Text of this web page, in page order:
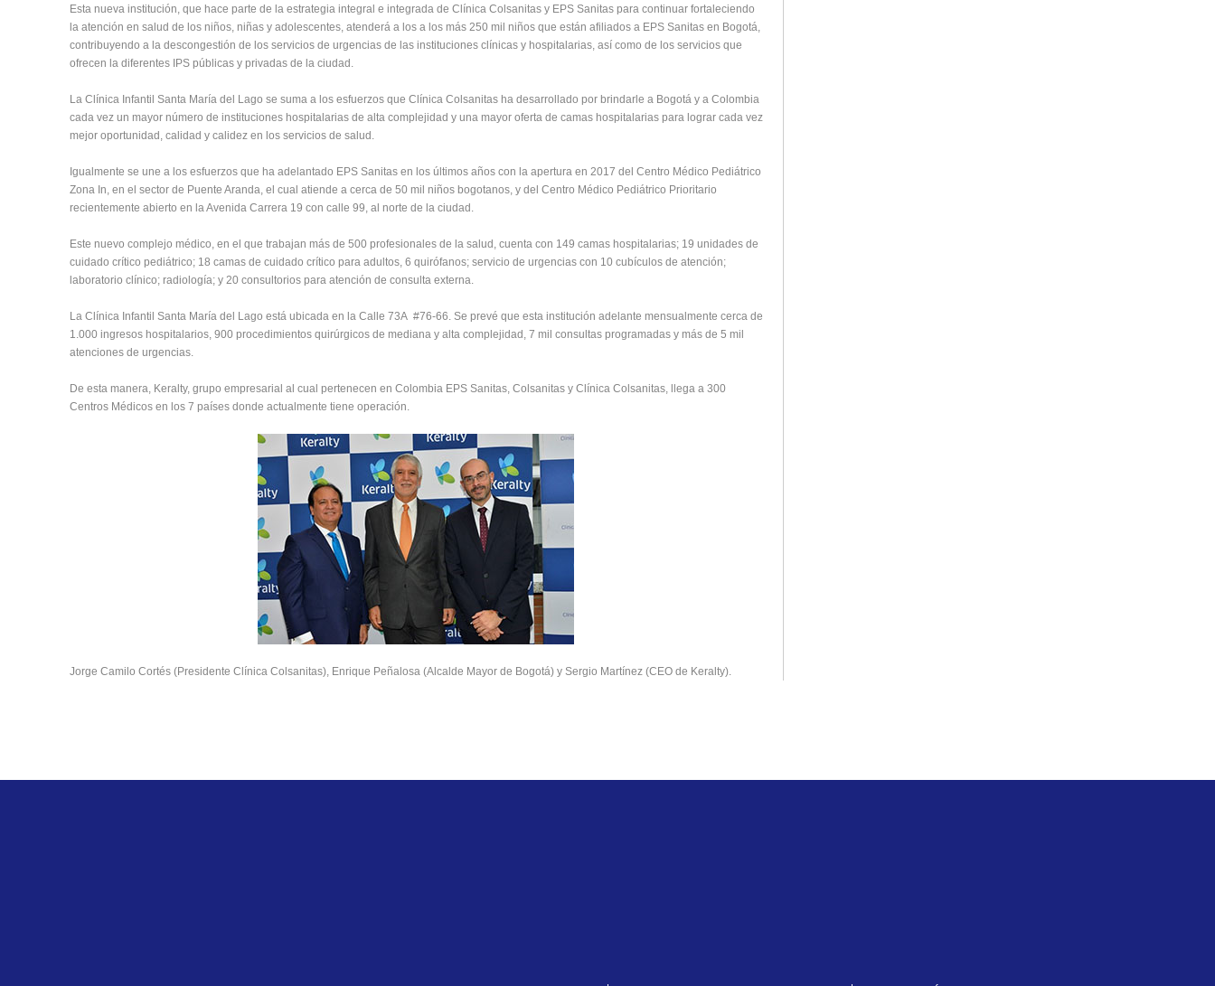
Esta nueva institución, que hace parte de la estrategia integral e integrada de Clínica Colsanitas y EPS Sanitas para continuar fortaleciendo
la atención en salud de los niños, niñas y adolescentes, atenderá a los a los más 250 mil niños que están afiliados a EPS Sanitas en Bogotá,
contribuyendo a la descongestión de los servicios de urgencias de las instituciones clínicas y hospitalarias, así como de los servicios que
ofrecen la diferentes IPS públicas y privadas de la ciudad.
La Clínica Infantil Santa María del Lago se suma a los esfuerzos que Clínica Colsanitas ha desarrollado por brindarle a Bogotá y a Colombia
cada vez un mayor número de instituciones hospitalarias de alta complejidad y una mayor oferta de camas hospitalarias para lograr cada vez
mejor oportunidad, calidad y calidez en los servicios de salud.
Igualmente se une a los esfuerzos que ha adelantado EPS Sanitas en los últimos años con la apertura en 2017 del Centro Médico Pediátrico
Zona In, en el sector de Puente Aranda, el cual atiende a cerca de 50 mil niños bogotanos, y del Centro Médico Pediátrico Prioritario
recientemente abierto en la Avenida Carrera 19 con calle 99, al norte de la ciudad.
Este nuevo complejo médico, en el que trabajan más de 500 profesionales de la salud, cuenta con 149 camas hospitalarias; 19 unidades de
cuidado crítico pediátrico; 18 camas de cuidado crítico para adultos, 6 quirófanos; servicio de urgencias con 10 cubículos de atención;
laboratorio clínico; radiología; y 20 consultorios para atención de consulta externa.
La Clínica Infantil Santa María del Lago está ubicada en la Calle 73A #76-66. Se prevé que esta institución adelante mensualmente cerca de
1.000 ingresos hospitalarios, 900 procedimientos quirúrgicos de mediana y alta complejidad, 7 mil consultas programadas y más de 5 mil
atenciones de urgencias.
De esta manera, Keralty, grupo empresarial al cual pertenecen en Colombia EPS Sanitas, Colsanitas y Clínica Colsanitas, llega a 300
Centros Médicos en los 7 países donde actualmente tiene operación.
Jorge Camilo Cortés (Presidente Clínica Colsanitas), Enrique Peñalosa (Alcalde Mayor de Bogotá) y Sergio Martínez (CEO de Keralty).